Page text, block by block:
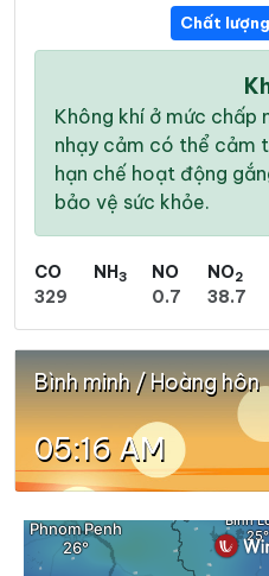
Chất
Không khí ở mức chấp
nhạy cảm có thể cảm
hạn chế hoạt động
bảo vệ sức khỏe.
CO
329
NH3
NO
0.7
NO2
38.7
Bình minh / Hoàng hôn
05:16 AM